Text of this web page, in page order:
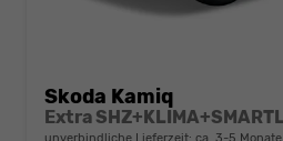
Skoda Kamiq
unverbindliche Lieferzeit: ca. 3-5 Monate